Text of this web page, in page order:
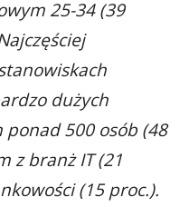
25-34 (39
dużych
500 osób (48
z branż IT (21
(15 proc.).